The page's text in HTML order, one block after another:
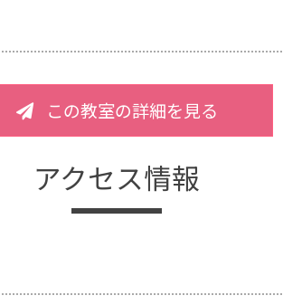
この教室の詳細を見る
アクセス情報